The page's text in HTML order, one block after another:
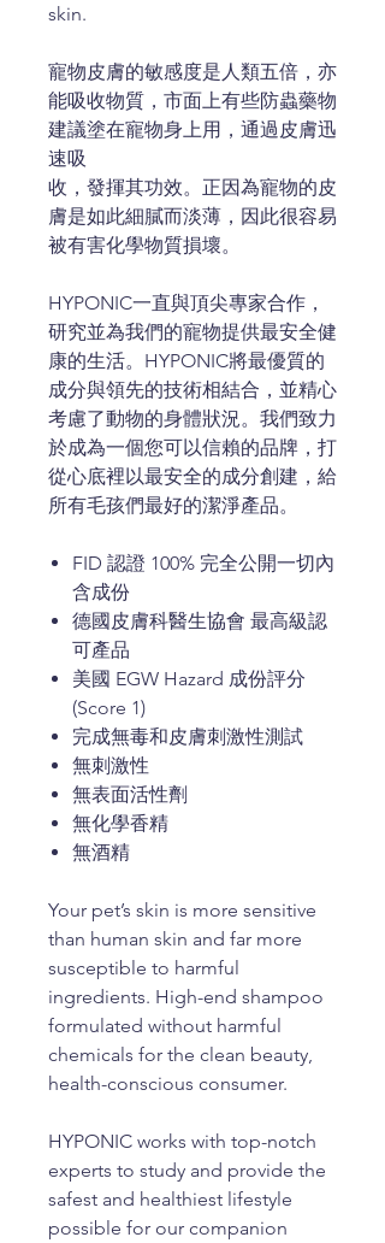
skin.
寵物皮膚的敏感度是人類五倍，亦
能吸收物質，市面上有些防蟲藥物
建議塗在寵物身上用，通過皮膚迅
速吸
收，發揮其功效。正因為寵物的皮
膚是如此細膩而淡薄，因此很容易
被有害化學物質損壞。
HYPONIC一直與頂尖專家合作，
研究並為我們的寵物提供最安全健
康的生活。HYPONIC將最優質的
成分與領先的技術相結合，並精心
考慮了動物的身體狀況。我們致力
於成為一個您可以信賴的品牌，打
從心底裡以最安全的成分創建，給
所有毛孩們最好的潔淨產品。
FID 認證 100% 完全公開一切內
含成份
德國皮膚科醫生協會 最高級認
可產品
美國 EGW Hazard 成份評分
(Score 1)
完成無毒和皮膚刺激性測試
無刺激性
無表面活性劑
無化學香精
無酒精
Your pet’s skin is more sensitive
than human skin and far more
susceptible to harmful
ingredients. High-end shampoo
formulated without harmful
chemicals for the clean beauty,
health-conscious consumer.
HYPONIC works with top-notch
experts to study and provide the
safest and healthiest lifestyle
possible for our companion